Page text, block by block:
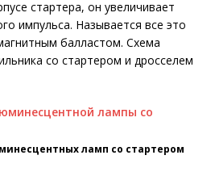
стартера, он увеличивает
импульса. Называется все это
балластом. Схема
со стартером и дросселем
ламп со стартером